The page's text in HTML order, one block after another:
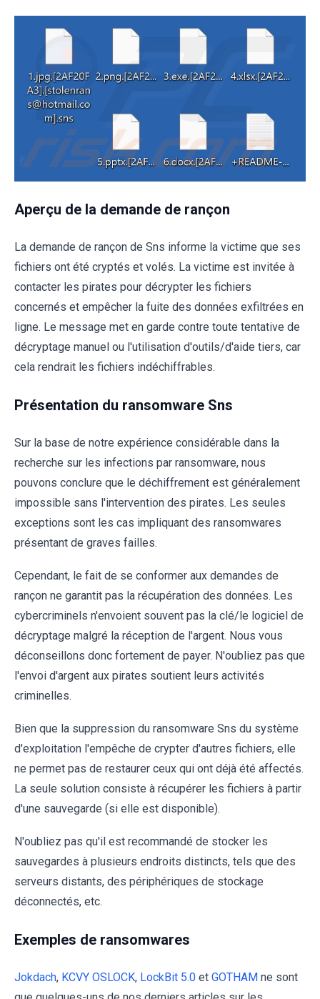
Aperçu de la demande de rançon
La demande de rançon de Sns informe la victime que ses
fichiers ont été cryptés et volés. La victime est invitée à
contacter les pirates pour décrypter les fichiers
concernés et empêcher la fuite des données exfiltrées en
ligne. Le message met en garde contre toute tentative de
décryptage manuel ou l'utilisation d'outils/d'aide tiers, car
cela rendrait les fichiers indéchiffrables.
Présentation du ransomware Sns
Sur la base de notre expérience considérable dans la
recherche sur les infections par ransomware, nous
pouvons conclure que le déchiffrement est généralement
impossible sans l'intervention des pirates. Les seules
exceptions sont les cas impliquant des ransomwares
présentant de graves failles.
Cependant, le fait de se conformer aux demandes de
rançon ne garantit pas la récupération des données. Les
cybercriminels n'envoient souvent pas la clé/le logiciel de
décryptage malgré la réception de l'argent. Nous vous
déconseillons donc fortement de payer. N'oubliez pas que
l'envoi d'argent aux pirates soutient leurs activités
criminelles.
Bien que la suppression du ransomware Sns du système
d'exploitation l'empêche de crypter d'autres fichiers, elle
ne permet pas de restaurer ceux qui ont déjà été affectés.
La seule solution consiste à récupérer les fichiers à partir
d'une sauvegarde (si elle est disponible).
N'oubliez pas qu'il est recommandé de stocker les
sauvegardes à plusieurs endroits distincts, tels que des
serveurs distants, des périphériques de stockage
déconnectés, etc.
Exemples de ransomwares
Jokdach, KCVY OSLOCK, LockBit 5.0 et GOTHAM ne sont